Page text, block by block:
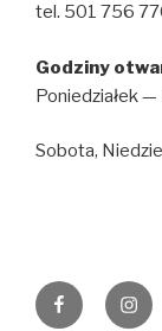
tel. 501 756
Godziny
Poniedziałek
Sobota,